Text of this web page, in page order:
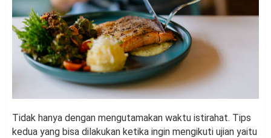
Tidak hanya dengan mengutamakan waktu istirahat. Tips
kedua yang bisa dilakukan ketika ingin mengikuti ujian yaitu